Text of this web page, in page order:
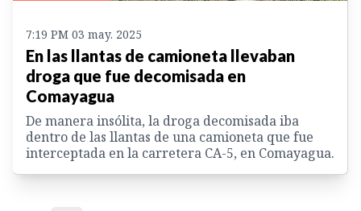
7:19 PM 03 may. 2025
En las llantas de camioneta llevaban
droga que fue decomisada en
Comayagua
De manera insólita, la droga decomisada iba
dentro de las llantas de una camioneta que fue
interceptada en la carretera CA-5, en Comayagua.